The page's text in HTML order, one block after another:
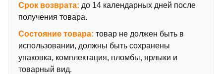
Срок возврата: до 14 календарных дней после
получения товара.
Состояние товара: товар не должен быть в
использовании, должны быть сохранены
упаковка, комплектация, пломбы, ярлыки и
товарный вид.